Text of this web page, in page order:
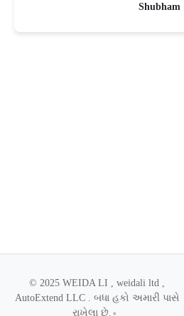
Shubham
© 2025 WEIDA LI , weidali ltd ,
AutoExtend LLC . બધા હકો અમારી પાસે
રાખેલા છે. 。